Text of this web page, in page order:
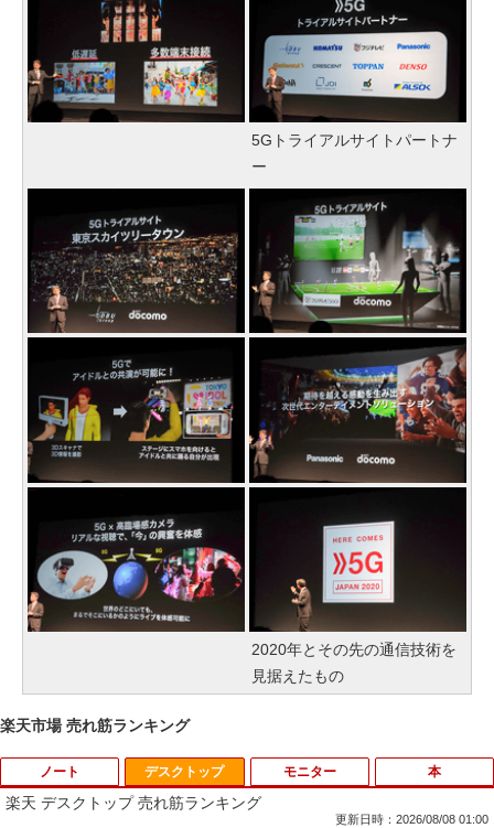
5Gトライアルサイトパートナ
ー
2020年とその先の通信技術を
見据えたもの
楽天市場 売れ筋ランキング
ノート デスクトップ
楽天 デスクトップ 売れ筋ランキング
更新日時：2026/08/08 01:00
モニター 本